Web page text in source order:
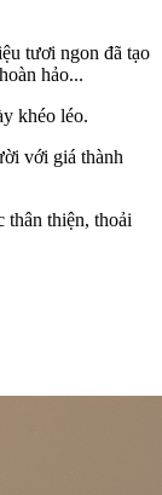
tươi ngon đã tạo
hảo...
khéo léo.
với giá thành
thân thiện, thoải